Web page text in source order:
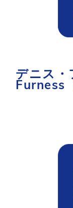
デニス・
Furness